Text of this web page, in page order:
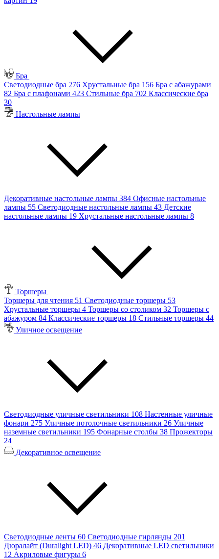
Бра
Светодиодные бра 276 Хрустальные бра 156 Бра с абажурами
82 Бра с плафонами 423 Стильные бра 702 Классические бра
30
Настольные лампы
Декоративные настольные лампы 384 Офисные настольные
лампы 55 Светодиодные настольные лампы 43 Детские
настольные лампы 19 Хрустальные настольные лампы 8
Торшеры
Торшеры для чтения 51 Светодиодные торшеры 53
Хрустальные торшеры 4 Торшеры со столиком 32 Торшеры с
абажуром 84 Классические торшеры 18 Стильные торшеры 44
Уличное освещение
Светодиодные уличные светильники 108 Настенные уличные
фонари 275 Уличные потолочные светильники 26 Уличные
наземные светильники 195 Фонарные столбы 38 Прожекторы
24
Декоративное освещение
Светодиодные ленты 60 Светодиодные гирлянды 201
Дюралайт (Duralight LED) 46 Декоративные LED светильники
12 Акриловые фигуры 6